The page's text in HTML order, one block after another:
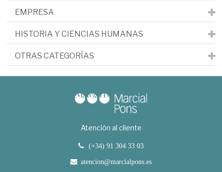
EMPRESA
HISTORIA Y CIENCIAS HUMANAS
OTRAS CATEGORÍAS
Atención al cliente
(+34) 91 304 33 03
atencion@marcialpons.es